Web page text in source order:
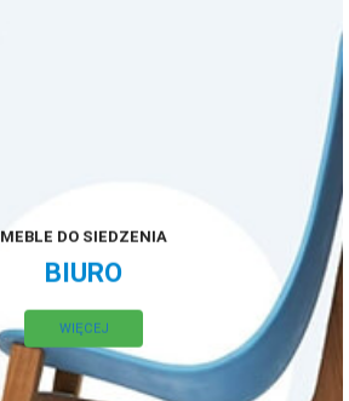
MEBLE DO SIEDZENIA
BIURO
WIĘCEJ